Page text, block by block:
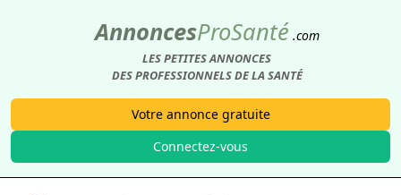
AnnoncesProSanté .com
LES PETITES ANNONCES
DES PROFESSIONNELS DE LA SANTÉ
Votre annonce gratuite
Connectez-vous